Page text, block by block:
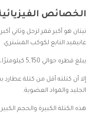
الخصائص
تيتان هو أكبر قمر لزحل وثاني
غانيميد التابع لكوكب المشتري.
يبلغ قطره حوالي 5,150 كيلومترًا، مما يجعله أكبر من كوكب عطارد.
إلا أن كتلته أقل من كتلة
الجليد والمواد العضوية.
هذه الكتلة الكبيرة والحجم